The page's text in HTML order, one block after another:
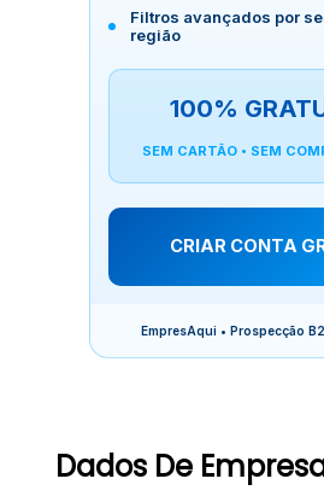
Filtros avançados por
região
100%
SEM CARTÃO • SEM
CRIAR CONTA
EmpresAqui • Prospecção
Dados De